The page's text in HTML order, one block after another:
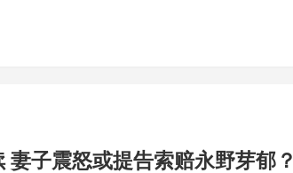
妻子震怒或提告索赔永野芽郁？